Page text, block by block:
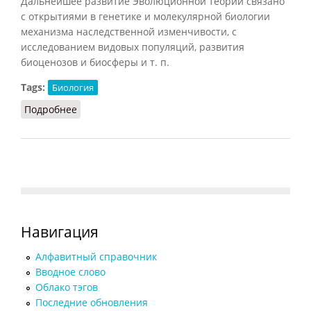
с открытиями в генетике и молекулярной биологии
механизма наследственной изменчивости, с
исследованием видовых популяций, развития
биоценозов и биосферы и т. п.
Tags:
Биология
Подробнее
Навигация
Алфавитный справочник
Вводное слово
Облако тэгов
Последние обновления